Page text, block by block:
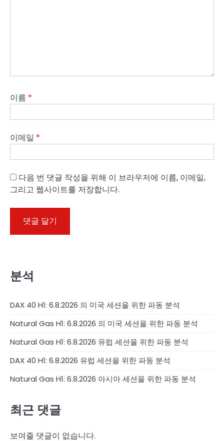
이름 *
이메일 *
다음 번 댓글 작성을 위해 이 브라우저에 이름, 이메일,
그리고 웹사이트를 저장합니다.
분석
DAX 40 H1: 6.8.2026 의 미국 세션을 위한 파동 분석
Natural Gas H1: 6.8.2026 의 미국 세션을 위한 파동 분석
Natural Gas H1: 6.8.2026 유럽 세션을 위한 파동 분석
DAX 40 H1: 6.8.2026 유럽 세션을 위한 파동 분석
Natural Gas H1: 6.8.2026 아시아 세션을 위한 파동 분석
최근 댓글
보여줄 댓글이 없습니다.